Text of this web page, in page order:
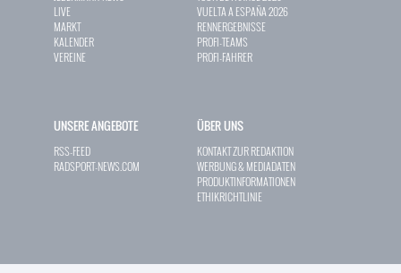
LIVE
MARKT
KALENDER
VEREINE
VUELTA A ESPAÑA 2026
RENNERGEBNISSE
PROFI-TEAMS
PROFI-FAHRER
UNSERE ANGEBOTE
RSS-FEED
RADSPORT-NEWS.COM
ÜBER UNS
KONTAKT ZUR REDAKTION
WERBUNG & MEDIADATEN
PRODUKTINFORMATIONEN
ETHIKRICHTLINIE